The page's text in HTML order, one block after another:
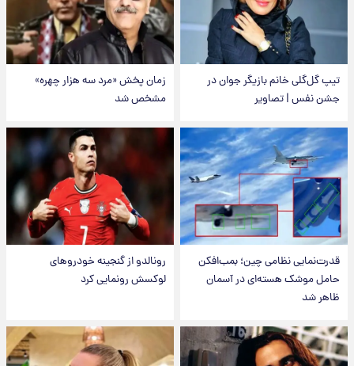
تیپ گل‌گلی خانم بازیگر جوان در
جشن نفس | تصاویر
زمان پخش «مرد سه هزار چهره»
مشخص شد
قدرت‌نمایی نظامی چین؛ بمب‌افکن
حامل موشک هسته‌ای در آسمان
ظاهر شد
رونالدو از گنجینه خودروهای
لوکسش رونمایی کرد